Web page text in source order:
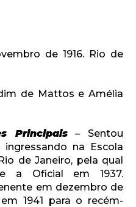
de 1916. Rio de
de Mattos e Amélia
Principais– Sentou
na Escola
de Janeiro, pela qual
a Oficial em 1937.
em dezembro de
1941 para o recém-